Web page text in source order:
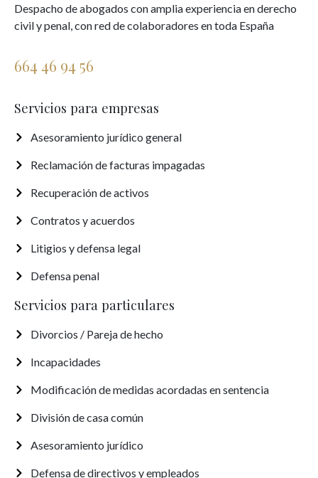
Despacho de abogados con amplia experiencia en derecho
civil y penal, con red de colaboradores en toda España
664 46 94 56
Servicios para empresas
Asesoramiento jurídico general
Reclamación de facturas impagadas
Recuperación de activos
Contratos y acuerdos
Litigios y defensa legal
Defensa penal
Servicios para particulares
Divorcios / Pareja de hecho
Incapacidades
Modificación de medidas acordadas en sentencia
División de casa común
Asesoramiento jurídico
Defensa de directivos y empleados